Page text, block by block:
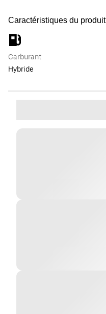
Caractéristiques du produit
Carburant
Hybride